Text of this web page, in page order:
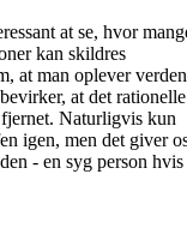
at se, hvor
kan skildres
at man oplever verden
at det rationelle
Naturligvis kun
igen, men det giver
- en syg person hvis